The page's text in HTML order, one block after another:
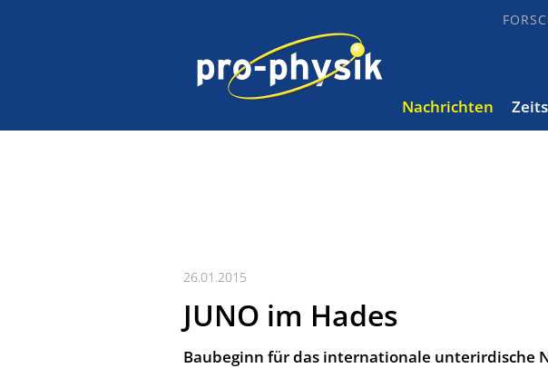
Nachrichten
26.01.2015
JUNO im Hades
Baubeginn für das internationale unterirdische